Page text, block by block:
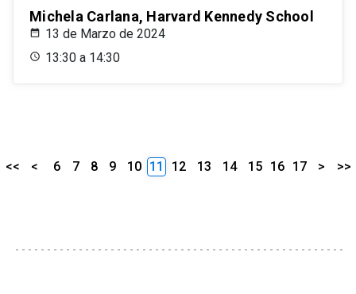
Michela Carlana, Harvard Kennedy School
13 de Marzo de 2024
13:30 a 14:30
<< < 6 7 8 9 10 11 12 13 14 15 16 17 > >>